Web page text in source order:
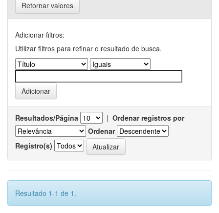
Retornar valores
Adicionar filtros:
Utilizar filtros para refinar o resultado de busca.
Resultados/Página | Ordenar registros por
Ordenar
Registro(s)
Resultado 1-1 de 1.